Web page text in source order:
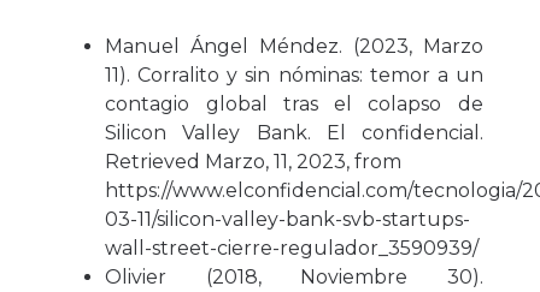
Manuel Ángel Méndez. (2023, Marzo
11). Corralito y sin nóminas: temor a un
contagio global tras el colapso de
Silicon Valley Bank. El confidencial.
Retrieved Marzo, 11, 2023, from
https://www.elconfidencial.com/tecnologia/
03-11/silicon-valley-bank-svb-startups-
wall-street-cierre-regulador_3590939/
Olivier (2018, Noviembre 30).